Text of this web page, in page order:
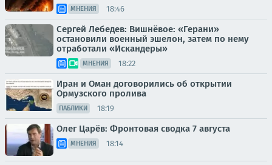
МНЕНИЯ 18:46
Сергей Лебедев: Вишнёвое: «Герани»
остановили военный эшелон, затем по нему
отработали «Искандеры»
МНЕНИЯ 18:22
Иран и Оман договорились об открытии
Ормузского пролива
ПАБЛИКИ 18:19
Олег Царёв: Фронтовая сводка 7 августа
МНЕНИЯ 18:14